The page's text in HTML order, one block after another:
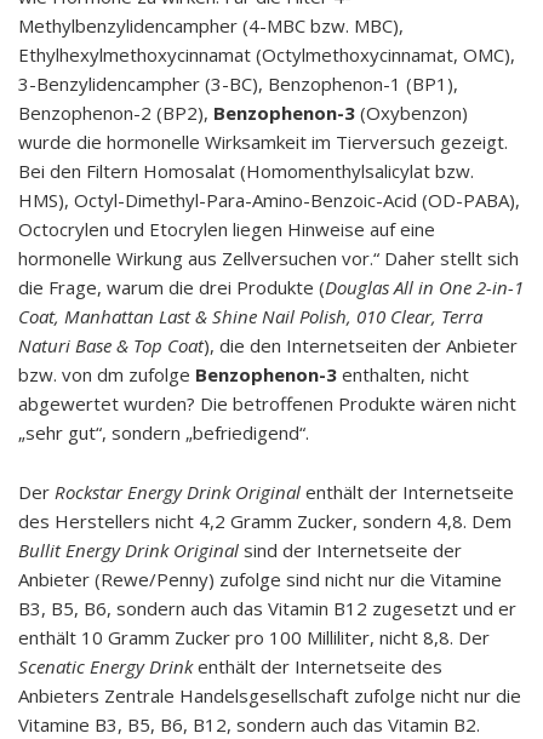
Methylbenzylidencampher (4-MBC bzw. MBC),
Ethylhexylmethoxycinnamat (Octylmethoxycinnamat, OMC),
3-Benzylidencampher (3-BC), Benzophenon-1 (BP1),
Benzophenon-2 (BP2), Benzophenon-3 (Oxybenzon)
wurde die hormonelle Wirksamkeit im Tierversuch gezeigt.
Bei den Filtern Homosalat (Homomenthylsalicylat bzw.
HMS), Octyl-Dimethyl-Para-Amino-Benzoic-Acid (OD-PABA),
Octocrylen und Etocrylen liegen Hinweise auf eine
hormonelle Wirkung aus Zellversuchen vor.“ Daher stellt sich
die Frage, warum die drei Produkte (Douglas All in One 2-in-1
Coat, Manhattan Last & Shine Nail Polish, 010 Clear, Terra
Naturi Base & Top Coat), die den Internetseiten der Anbieter
bzw. von dm zufolge Benzophenon-3 enthalten, nicht
abgewertet wurden? Die betroffenen Produkte wären nicht
„sehr gut“, sondern „befriedigend“.
Der Rockstar Energy Drink Original enthält der Internetseite
des Herstellers nicht 4,2 Gramm Zucker, sondern 4,8. Dem
Bullit Energy Drink Original sind der Internetseite der
Anbieter (Rewe/Penny) zufolge sind nicht nur die Vitamine
B3, B5, B6, sondern auch das Vitamin B12 zugesetzt und er
enthält 10 Gramm Zucker pro 100 Milliliter, nicht 8,8. Der
Scenatic Energy Drinkenthält der Internetseite des
Anbieters Zentrale Handelsgesellschaft zufolge nicht nur die
Vitamine B3, B5, B6, B12, sondern auch das Vitamin B2.